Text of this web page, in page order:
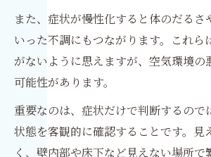
また、症状が慢性化すると体のだるさ
いった不調にもつながります。これら
がないように思えますが、空気環境の
可能性があります。
重要なのは、症状だけで判断するので
状態を客観的に確認することです。見
く、壁内部や床下など見えない場所で